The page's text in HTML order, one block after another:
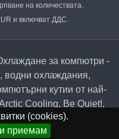
на количествата.
и включват ДДС.
за компютри -
водни охлаждания,
кутии от най-
Cooling, Be Quiet!,
много други.
(cookies).
приемам